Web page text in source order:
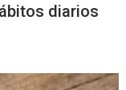
diarios